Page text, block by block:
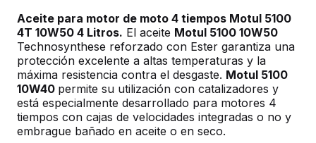
Aceite para motor de moto 4 tiempos Motul 5100
4T 10W50 4 Litros. El aceite Motul 5100 10W50
Technosynthese reforzado con Ester garantiza una
protección excelente a altas temperaturas y la
máxima resistencia contra el desgaste. Motul 5100
10W40 permite su utilización con catalizadores y
está especialmente desarrollado para motores 4
tiempos con cajas de velocidades integradas o no y
embrague bañado en aceite o en seco.